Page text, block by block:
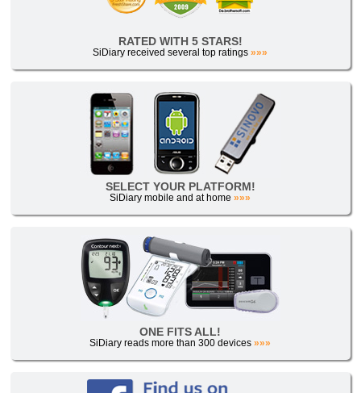
RATED WITH 5 STARS!
SiDiary received several top ratings»»»
SELECT YOUR PLATFORM!
SiDiary mobile and at home»»»
ONE FITS ALL!
SiDiary reads more than 300 devices»»»